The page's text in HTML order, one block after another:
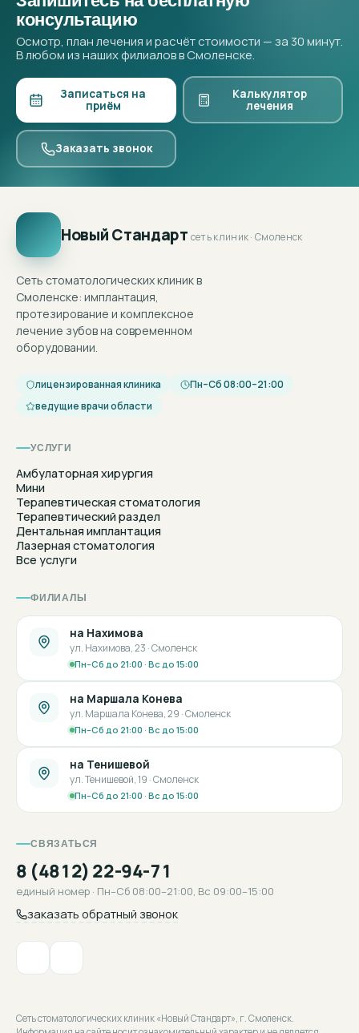
консультацию
Осмотр, план лечения и расчёт стоимости — за 30 минут.
В любом из наших филиалов в Смоленске.
Записаться на
приём
Калькулятор
лечения
Заказать звонок
Новый Стандарт сеть клиник · Смоленск
Сеть стоматологических клиник в
Смоленске: имплантация,
протезирование и комплексное
лечение зубов на современном
оборудовании.
лицензированная клиника
Пн–Сб 08:00–21:00
ведущие врачи области
УСЛУГИ
Амбулаторная хирургия
Мини
Терапевтическая стоматология
Терапевтический раздел
Дентальная имплантация
Лазерная стоматология
Все услуги
ФИЛИАЛЫ
на Нахимова
ул. Нахимова, 23 · Смоленск
Пн–Сб до 21:00 · Вс до 15:00
на Маршала Конева
ул. Маршала Конева, 29 · Смоленск
Пн–Сб до 21:00 · Вс до 15:00
на Тенишевой
ул. Тенишевой, 19 · Смоленск
Пн–Сб до 21:00 · Вс до 15:00
СВЯЗАТЬСЯ
8 (4812) 22-94-71
единый номер · Пн–Сб 08:00–21:00, Вс 09:00–15:00
заказать обратный звонок
Сеть стоматологических клиник «Новый Стандарт», г. Смоленск.